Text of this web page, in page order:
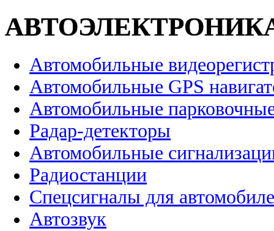
Автомобильные
Автомобильные GPS
Автомобильные
Радар-детекторы
Автомобильные
Радиостанции
Спецсигналы для
Автозвук